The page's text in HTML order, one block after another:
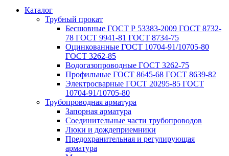
Каталог
Трубный прокат
Беcшовные ГОСТ Р 53383-2009 ГОСТ 8732-
78 ГОСТ 9941-81 ГОСТ 8734-75
Оцинкованные ГОСТ 10704-91/10705-80
ГОСТ 3262-85
Водогазопроводные ГОСТ 3262-75
Профильные ГОСТ 8645-68 ГОСТ 8639-82
Электросварные ГОСТ 20295-85 ГОСТ
10704-91/10705-80
Трубопроводная арматура
Запорная арматура
Соединительные части трубопроводов
Люки и дождеприемники
Предохранительная и регулирующая
арматура